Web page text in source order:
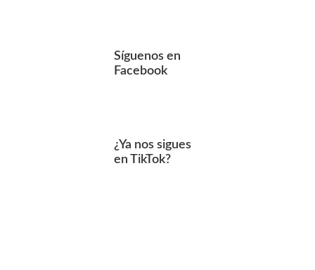
Síguenos en
Facebook
¿Ya nos sigues
en TikTok?